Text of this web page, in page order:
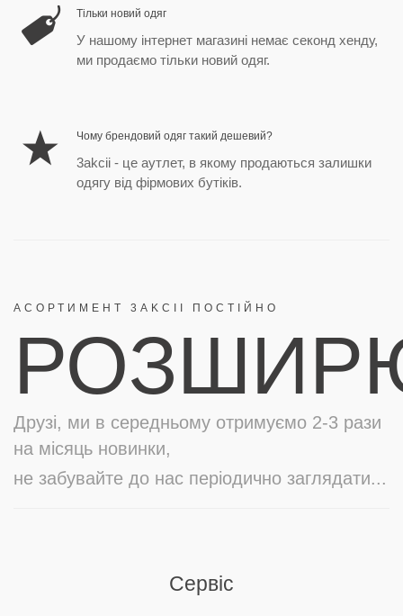
Тільки новий одяг
У нашому інтернет магазині немає секонд хенду,
ми продаємо тільки новий одяг.
Чому брендовий одяг такий дешевий?
3akcii - це аутлет, в якому продаються залишки
одягу від фірмових бутіків.
АСОРТИМЕНТ 3AKCII ПОСТІЙНО
Друзі, ми в середньому отримуємо 2-3 рази
на місяць новинки,
не забувайте до нас періодично заглядати...
Сервіс